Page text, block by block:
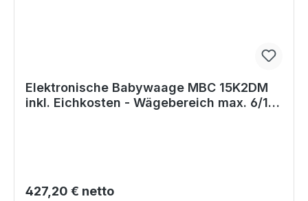
Elektronische Babywaage MBC 15K2DM
inkl. Eichkosten - Wägebereich max. 6/15
Regulärer Preis:
427,20 € netto